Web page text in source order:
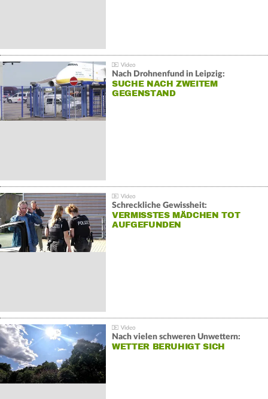
Nach Drohnenfund in Leipzig:
SUCHE NACH ZWEITEM
GEGENSTAND
Schreckliche Gewissheit:
VERMISSTES MÄDCHEN TOT
AUFGEFUNDEN
Nach vielen schweren Unwettern:
WETTER BERUHIGT SICH